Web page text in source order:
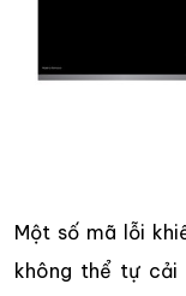
Một số mã lỗi
không thể tự cải